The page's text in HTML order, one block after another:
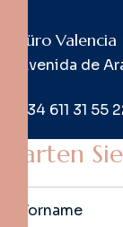
Büro Valencia
Avenida de
+34 611 31 55
arten Sie